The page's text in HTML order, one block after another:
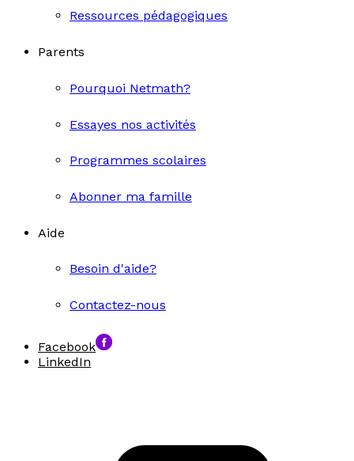
Ressources pédagogiques
Parents
Pourquoi Netmath?
Essayes nos activités
Programmes scolaires
Abonner ma famille
Aide
Besoin d'aide?
Contactez-nous
Facebook
LinkedIn